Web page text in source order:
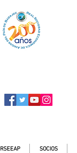
RSEEAP SOCIOS